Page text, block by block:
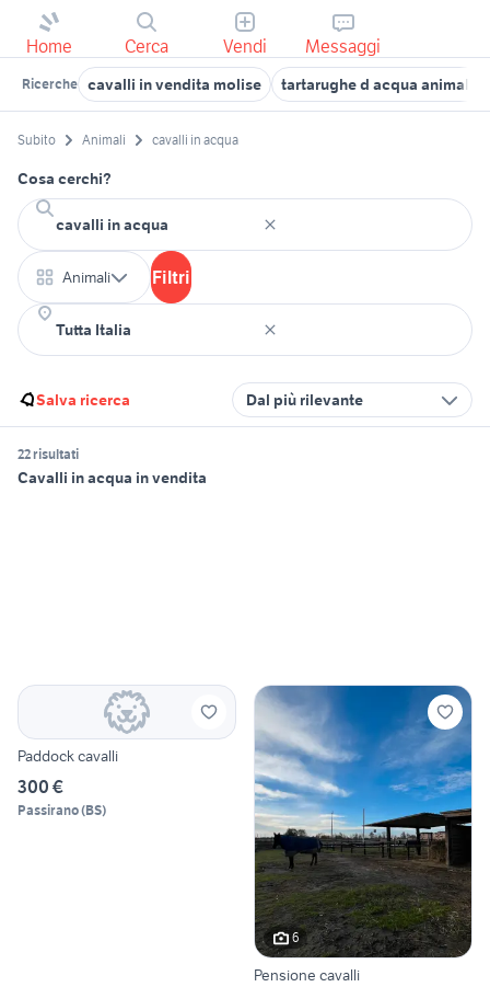
Home Cerca Vendi Messaggi
Ricerche cavalli in vendita molise tartarughe d acqua animali
Subito Animali cavalli in acqua
Cosa cerchi?
Animali Filtri
Salva ricerca Dal più rilevante
22 risultati
Cavalli in acqua in vendita
Paddock cavalli
300 €
Passirano(BS)
6
Pensione cavalli